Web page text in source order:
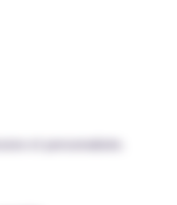
et personnalisée.